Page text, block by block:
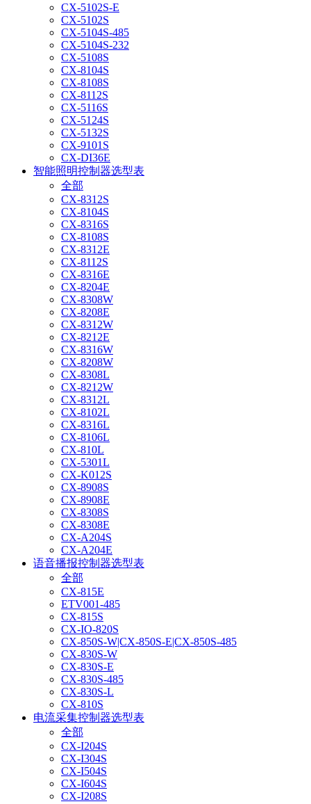
CX-5102S-E
CX-5102S
CX-5104S-485
CX-5104S-232
CX-5108S
CX-8104S
CX-8108S
CX-8112S
CX-5116S
CX-5124S
CX-5132S
CX-9101S
CX-DI36E
智能照明控制器选型表
全部
CX-8312S
CX-8104S
CX-8316S
CX-8108S
CX-8312E
CX-8112S
CX-8316E
CX-8204E
CX-8308W
CX-8208E
CX-8312W
CX-8212E
CX-8316W
CX-8208W
CX-8308L
CX-8212W
CX-8312L
CX-8102L
CX-8316L
CX-8106L
CX-810L
CX-5301L
CX-K012S
CX-8908S
CX-8908E
CX-8308S
CX-8308E
CX-A204S
CX-A204E
语音播报控制器选型表
全部
CX-815E
ETV001-485
CX-815S
CX-IO-820S
CX-850S-W|CX-850S-E|CX-850S-485
CX-830S-W
CX-830S-E
CX-830S-485
CX-830S-L
CX-810S
电流采集控制器选型表
全部
CX-I204S
CX-I304S
CX-I504S
CX-I604S
CX-I208S